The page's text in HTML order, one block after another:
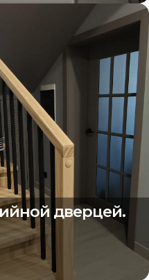
дверцей.